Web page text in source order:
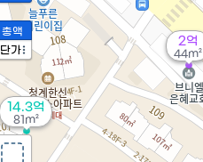
14.3억
81m²
2억
44m²
총액
단가